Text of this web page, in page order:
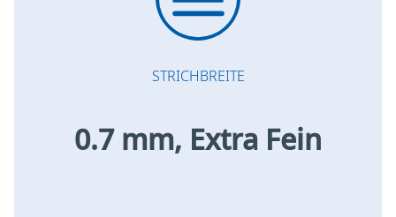
STRICHBREITE
0.7 mm, Extra Fein